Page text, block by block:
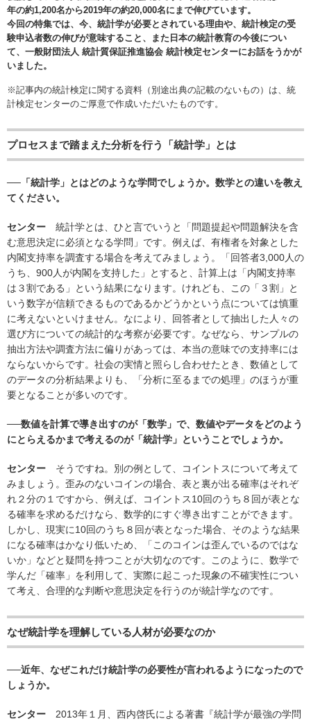
年の約1,200名から2019年の約20,000名にまで伸びています。
今回の特集では、今、統計学が必要とされている理由や、統計検定の受
験申込者数の伸びが意味すること、また日本の統計教育の今後につい
て、一般財団法人 統計質保証推進協会 統計検定センターにお話をうかが
いました。
※記事内の統計検定に関する資料（別途出典の記載のないもの）は、統
計検定センターのご厚意で作成いただいたものです。
プロセスまで踏まえた分析を行う「統計学」とは
──「統計学」とはどのような学問でしょうか。数学との違いを教え
てください。
センター 統計学とは、ひと言でいうと「問題提起や問題解決を含
む意思決定に必須となる学問」です。例えば、有権者を対象とした
内閣支持率を調査する場合を考えてみましょう。「回答者3,000人の
うち、900人が内閣を支持した」とすると、計算上は「内閣支持率
は３割である」という結果になります。けれども、この「３割」と
いう数字が信頼できるものであるかどうかという点については慎重
に考えないといけません。なにより、回答者として抽出した人々の
選び方についての統計的な考察が必要です。なぜなら、サンプルの
抽出方法や調査方法に偏りがあっては、本当の意味での支持率には
ならないからです。社会の実情と照らし合わせたとき、数値として
のデータの分析結果よりも、「分析に至るまでの処理」のほうが重
要となることが多いのです。
──数値を計算で導き出すのが「数学」で、数値やデータをどのよう
にとらえるかまで考えるのが「統計学」ということでしょうか。
センター そうですね。別の例として、コイントスについて考えて
みましょう。歪みのないコインの場合、表と裏が出る確率はそれぞ
れ２分の１ですから、例えば、コイントス10回のうち８回が表とな
る確率を求めるだけなら、数学的にすぐ導き出すことができます。
しかし、現実に10回のうち８回が表となった場合、そのような結果
になる確率はかなり低いため、「このコインは歪んでいるのではな
いか」などと疑問を持つことが大切なのです。このように、数学で
学んだ「確率」を利用して、実際に起こった現象の不確実性につい
て考え、合理的な判断や意思決定を行うのが統計学なのです。
なぜ統計学を理解している人材が必要なのか
──近年、なぜこれだけ統計学の必要性が言われるようになったので
しょうか。
センター 2013年１月、西内啓氏による著書『統計学が最強の学問